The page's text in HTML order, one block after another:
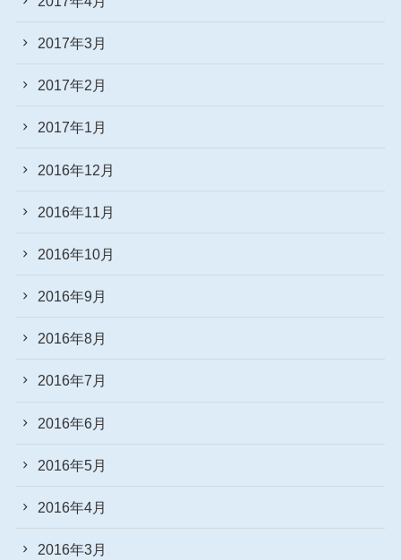
2017年3月
2017年2月
2017年1月
2016年12月
2016年11月
2016年10月
2016年9月
2016年8月
2016年7月
2016年6月
2016年5月
2016年4月
2016年3月